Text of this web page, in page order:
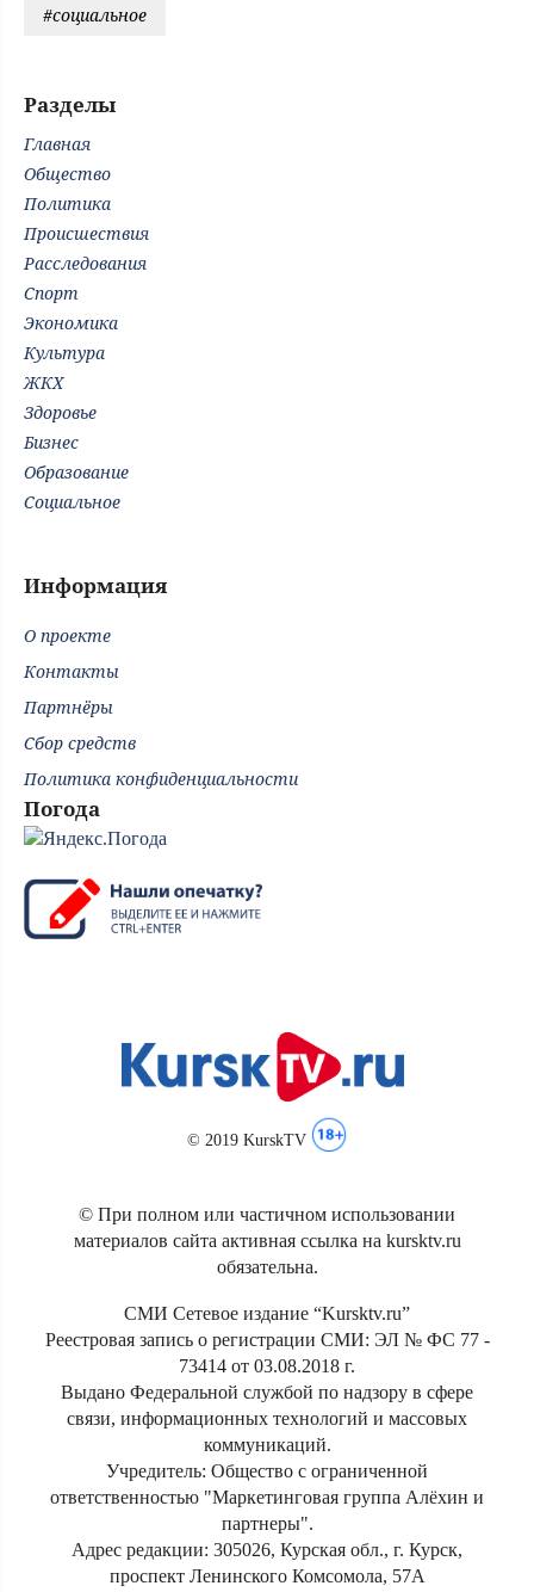
#социальное
Разделы
Главная
Общество
Политика
Происшествия
Расследования
Спорт
Экономика
Культура
ЖКХ
Здоровье
Бизнес
Образование
Социальное
Информация
О проекте
Контакты
Партнёры
Сбор средств
Политика конфиденциальности
Погода
© 2019 KurskTV
© При полном или частичном использовании
материалов сайта активная ссылка на kursktv.ru
обязательна.
СМИ Сетевое издание “Kursktv.ru”
Реестровая запись о регистрации СМИ: ЭЛ № ФС 77 -
73414 от 03.08.2018 г.
Выдано Федеральной службой по надзору в сфере
связи, информационных технологий и массовых
коммуникаций.
Учредитель: Общество с ограниченной
ответственностью "Маркетинговая группа Алёхин и
партнеры".
Адрес редакции: 305026, Курская обл., г. Курск,
проспект Ленинского Комсомола, 57А